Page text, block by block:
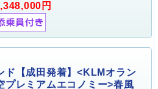
円
ド【成田発着】<KLMオラン
プレミアムエコノミー>春風